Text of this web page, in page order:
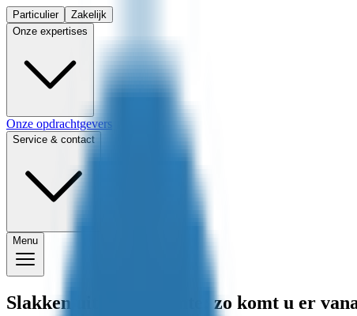
Particulier
Zakelijk
Onze expertises
Onze opdrachtgevers
Service & contact
Menu
Slakken uit kruipruimte: zo komt u er